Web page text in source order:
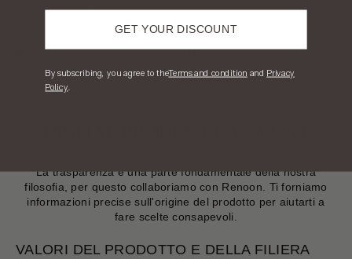
dell’acquisto. Un gesto semplice che riflette la cura con cui facciamo
le cose – perché per noi ogni dettaglio conta.
La trasparenza è una parte fondamentale della nostra
filosofia, per questo collaboriamo con Renoon . Ti forniamo
informazioni precise sull'origine del prodotto per aiutarti a
fare scelte consapevoli.
VALORI DEL PRODOTTO E DELLA FILIERA
GET YOUR DISCOUNT
​By subscribing, you agree to theTerms and condition and Privacy
Policy